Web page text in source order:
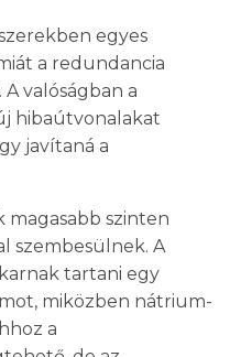
egyes
a redundancia
valóságban a
hibaútvonalakat
javítaná a
szinten
szembesülnek. A
tartani egy
miközben nátrium-
a